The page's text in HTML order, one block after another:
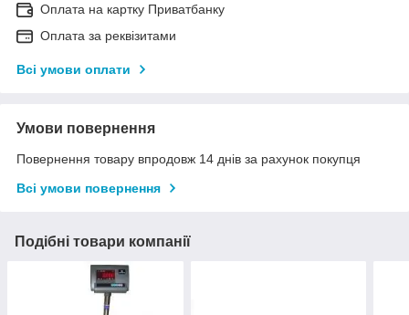
Оплата на картку Приватбанку
Оплата за реквізитами
Всі умови оплати
Умови повернення
Повернення товару впродовж 14 днів за рахунок покупця
Всі умови повернення
Подібні товари компанії